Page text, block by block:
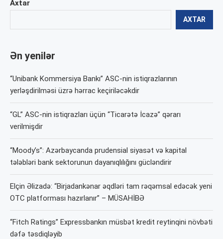
Axtar
AXTAR
Ən yenilər
“Unibank Kommersiya Bankı” ASC-nin istiqrazlarının
yerləşdirilməsi üzrə hərrac keçiriləcəkdir
“GL” ASC-nin istiqrazları üçün “Ticarətə İcazə” qərarı
verilmişdir
“Moody’s”: Azərbaycanda prudensial siyasət və kapital
tələbləri bank sektorunun dayanıqlılığını gücləndirir
Elçin Əlizadə: “Birjadankənar əqdləri tam rəqəmsal edəcək yeni
OTC platforması hazırlanır” – MÜSAHİBƏ
“Fitch Ratings” Expressbankın müsbət kredit reytinqini növbəti
dəfə təsdiqləyib